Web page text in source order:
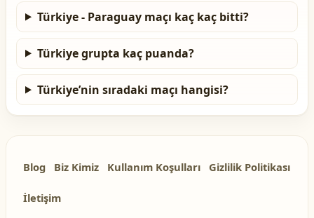
Türkiye - Paraguay maçı kaç kaç bitti?
Türkiye grupta kaç puanda?
Türkiye’nin sıradaki maçı hangisi?
Blog Biz Kimiz Kullanım Koşulları Gizlilik Politikası
İletişim